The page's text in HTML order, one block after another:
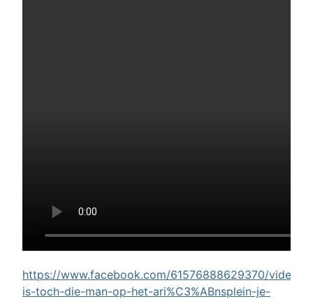
https://www.facebook.com/61576888629370/videos/
is-toch-die-man-op-het-ari%C3%ABnsplein-je-